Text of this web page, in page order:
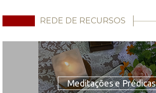
REDE DE RECURSOS
Meditações e Prédicas